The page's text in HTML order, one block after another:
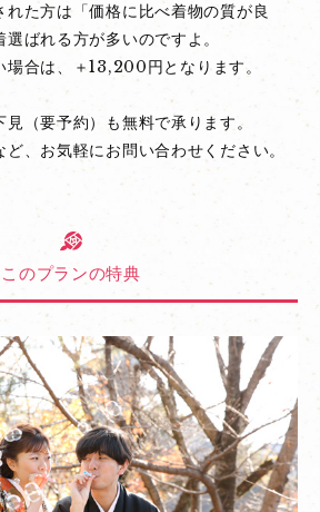
れた方は「価格に比べ着物の質が良
ばれる方が多いのですよ。
場合は、＋13,200円となります。
（要予約）も無料で承ります。
、お気軽にお問い合わせください。
このプランの特典